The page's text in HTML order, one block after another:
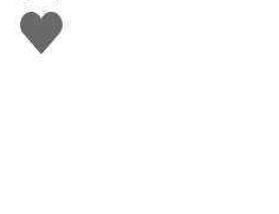
Me
gusta